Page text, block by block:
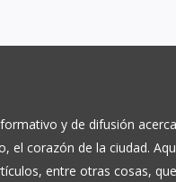
y de difusión
el corazón de la ciudad.
entre otras cosas,